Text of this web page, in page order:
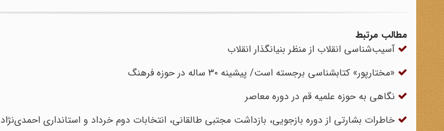
مطالب مرتبط
آسیب‌شناسی انقلاب از منظر بنیانگذار انقلاب
«مختارپور» کتابشناسی برجسته است/ پیشینه ۳۰ ‌ساله در حوزه فرهنگ
نگاهی به حوزه علمیه قم در دوره معاصر
خاطرات بشارتی از دوره بازجویی، بازداشت مجتبی طالقانی، انتخابات دوم خرداد و استانداری احمدی‌نژاد